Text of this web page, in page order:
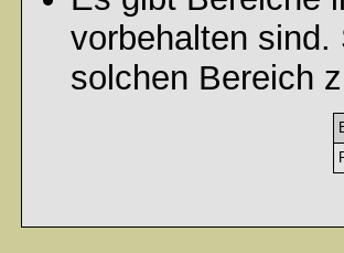
vorbehalten
solchen Bereich